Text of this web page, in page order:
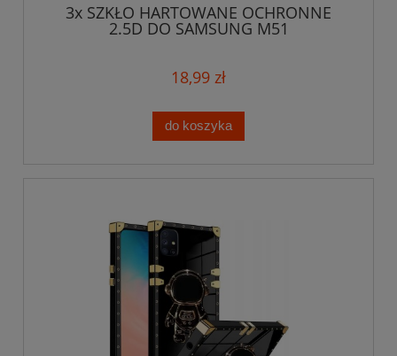
3x SZKŁO HARTOWANE OCHRONNE
2.5D DO SAMSUNG M51
18,99 zł
do koszyka